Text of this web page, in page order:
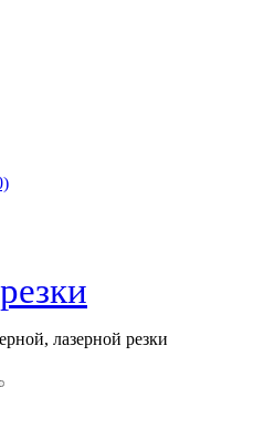
лазерной резки